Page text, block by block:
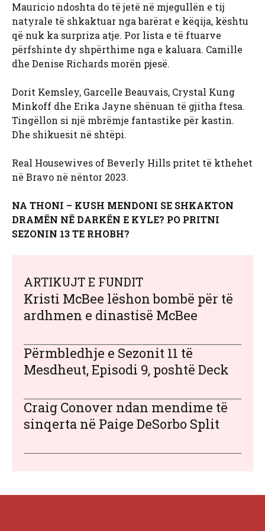
Mauricio ndoshta do të jetë në mjegullën e tij
natyrale të shkaktuar nga barërat e këqija, kështu
që nuk ka surpriza atje. Por lista e të ftuarve
përfshinte dy shpërthime nga e kaluara. Camille
dhe Denise Richards morën pjesë.
Dorit Kemsley, Garcelle Beauvais, Crystal Kung
Minkoff dhe Erika Jayne shënuan të gjitha ftesa.
Tingëllon si një mbrëmje fantastike për kastin.
Dhe shikuesit në shtëpi.
Real Housewives of Beverly Hills pritet të kthehet
në Bravo në nëntor 2023.
NA THONI – KUSH MENDONI SE SHKAKTON
DRAMËN NË DARKËN E KYLE? PO PRITNI
SEZONIN 13 TE RHOBH?
ARTIKUJT E FUNDIT
Kristi McBee lëshon bombë për të
ardhmen e dinastisë McBee
Përmbledhje e Sezonit 11 të
Mesdheut, Episodi 9, poshtë Deck
Craig Conover ndan mendime të
sinqerta në Paige DeSorbo Split